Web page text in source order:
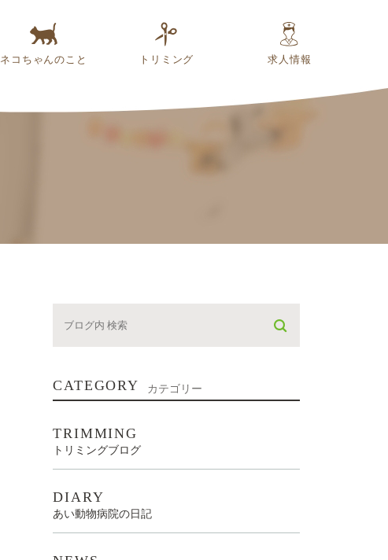
ネコちゃんのこと トリミング 求人情報
CATEGORY カテゴリー
TRIMMING
トリミングブログ
DIARY
あい動物病院の日記